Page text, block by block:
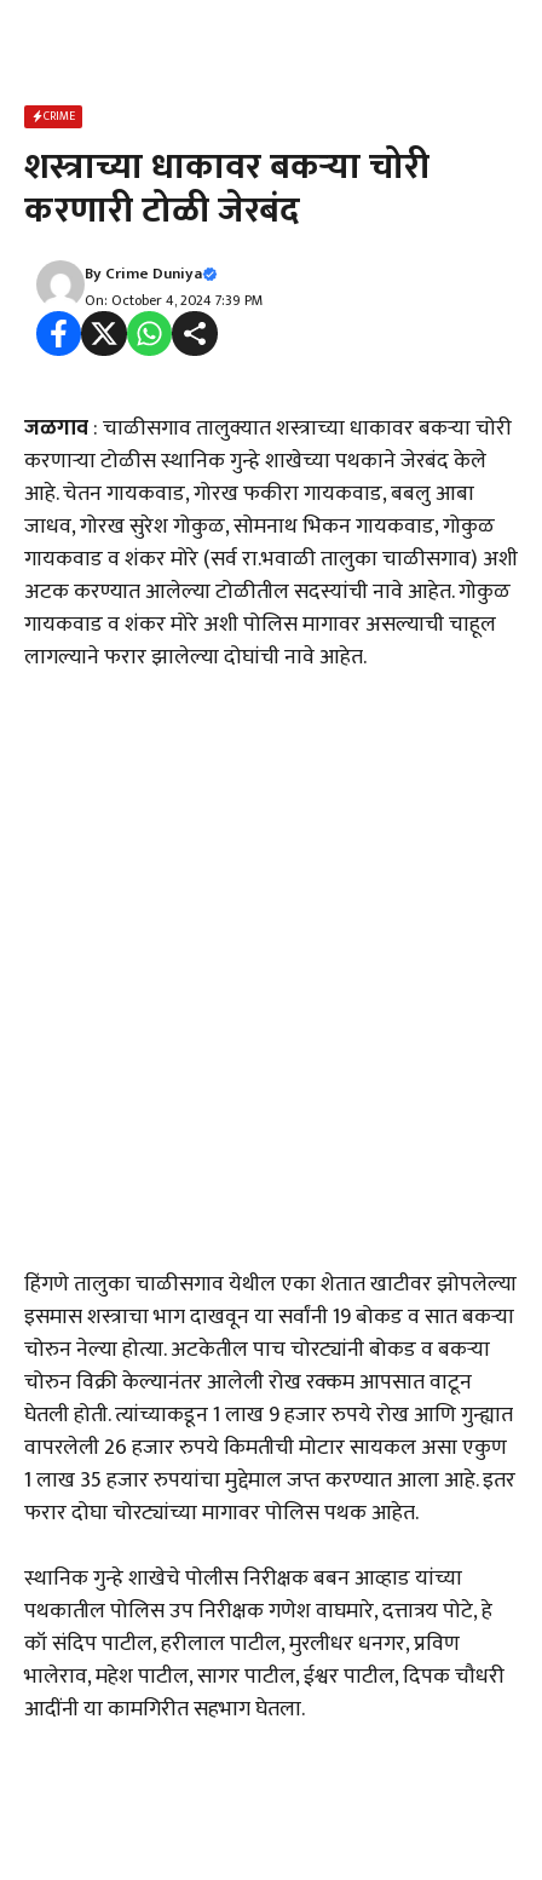
CRIME
शस्त्राच्या धाकावर बकऱ्या चोरी
करणारी टोळी जेरबंद
ByCrime Duniya
On: October 4, 2024 7:39 PM
जळगाव: चाळीसगाव तालुक्यात शस्त्राच्या धाकावर बकऱ्या चोरी
करणाऱ्या टोळीस स्थानिक गुन्हे शाखेच्या पथकाने जेरबंद केले
आहे. चेतन गायकवाड, गोरख फकीरा गायकवाड, बबलु आबा
जाधव, गोरख सुरेश गोकुळ, सोमनाथ भिकन गायकवाड, गोकुळ
गायकवाड व शंकर मोरे (सर्व रा.भवाळी तालुका चाळीसगाव) अशी
अटक करण्यात आलेल्या टोळीतील सदस्यांची नावे आहेत. गोकुळ
गायकवाड व शंकर मोरे अशी पोलिस मागावर असल्याची चाहूल
लागल्याने फरार झालेल्या दोघांची नावे आहेत.
हिंगणे तालुका चाळीसगाव येथील एका शेतात खाटीवर झोपलेल्या
इसमास शस्त्राचा भाग दाखवून या सर्वांनी 19 बोकड व सात बकऱ्या
चोरुन नेल्या होत्या. अटकेतील पाच चोरट्यांनी बोकड व बकऱ्या
चोरुन विक्री केल्यानंतर आलेली रोख रक्कम आपसात वाटून
घेतली होती. त्यांच्याकडून 1 लाख 9 हजार रुपये रोख आणि गुन्ह्यात
वापरलेली 26 हजार रुपये किमतीची मोटार सायकल असा एकुण
1 लाख 35 हजार रुपयांचा मुद्देमाल जप्त करण्यात आला आहे. इतर
फरार दोघा चोरट्यांच्या मागावर पोलिस पथक आहेत.
स्थानिक गुन्हे शाखेचे पोलीस निरीक्षक बबन आव्हाड यांच्या
पथकातील पोलिस उप निरीक्षक गणेश वाघमारे, दत्तात्रय पोटे, हे
कॉ संदिप पाटील, हरीलाल पाटील, मुरलीधर धनगर, प्रविण
भालेराव, महेश पाटील, सागर पाटील, ईश्वर पाटील, दिपक चौधरी
आदींनी या कामगिरीत सहभाग घेतला.